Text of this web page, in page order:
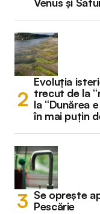
Evoluția
trecut de la
la “Dunărea
în mai puțin
Se oprește
Pescărie